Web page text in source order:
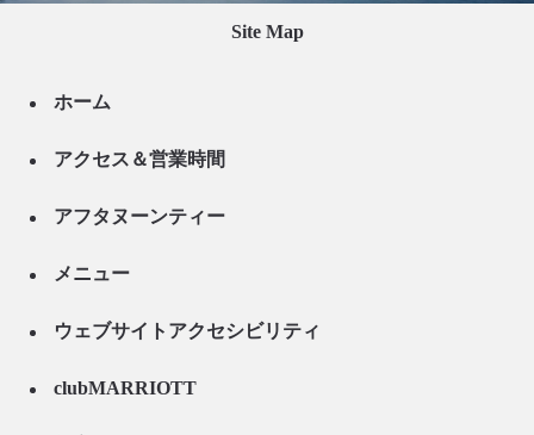
Site Map
ホーム
アクセス＆営業時間
アフタヌーンティー
メニュー
ウェブサイトアクセシビリティ
clubMARRIOTT